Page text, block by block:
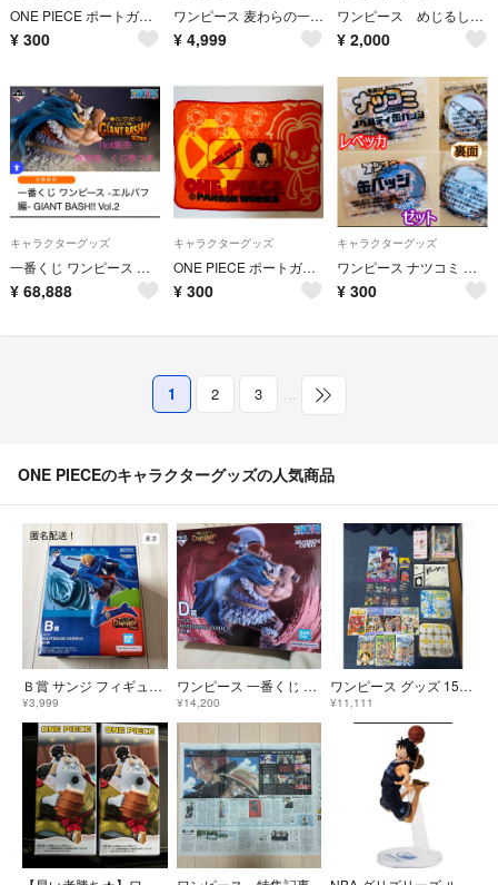
ONE PIECE ポートガス・D・エース PANSON WORKS シール
¥ 300
ワンピース 麦わらの一味卓上屏風
¥ 4,999
ワンピース めじるしアクセサリー4 5種類(フルコンプor選んで購入ok)
¥ 2,000
キャラクターグッズ
一番くじ ワンピース エルバフ編 GIANT BASH!! Vol.2 1ロット
¥ 68,888
キャラクターグッズ
ONE PIECE ポートガス・D・エース PANSON WORKS ブランケット
¥ 300
キャラクターグッズ
ワンピース ナツコミ 缶バッジ２個セット
¥ 300
1 2 3 …
ONE PIECEのキャラクターグッズの人気商品
Ｂ賞 サンジ フィギュア ワンピース 一番くじ エルバフ編 ONEPIECE
¥3,999
ワンピース 一番くじ GIANT BASH!! D賞 ブロギー
¥14,200
ワンピース グッズ 15点セット 希少グッズ 限定品 入手困難 レア 付加価値
¥11,111